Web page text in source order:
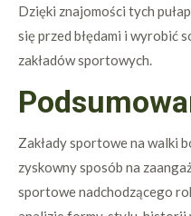
Dzięki znajomości tych
się przed błędami i wyrobić
zakładów sportowych.
Zakłady sportowe na walki
zyskowny sposób na
sportowe nadchodzącego